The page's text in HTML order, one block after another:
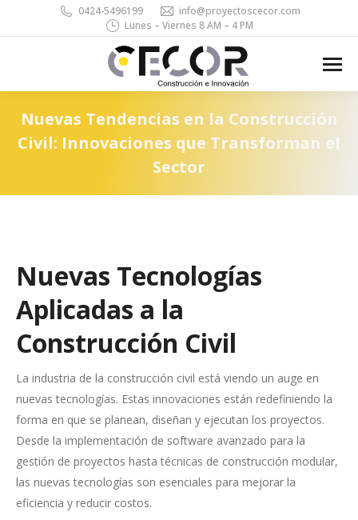
0424-5496199
info@proyectoscecor.com
Lunes – Viernes 8 AM – 4 PM
Nuevas Tendencias en la Construcción
Civil: Innovaciones que Transforman el
Sector
Nuevas Tecnologías
Aplicadas a la
Construcción Civil
La industria de la construcción civil está viendo un auge en
nuevas tecnologías. Estas innovaciones están redefiniendo la
forma en que se planean, diseñan y ejecutan los proyectos.
Desde la implementación de software avanzado para la
gestión de proyectos hasta técnicas de construcción modular,
las nuevas tecnologías son esenciales para mejorar la
eficiencia y reducir costos.